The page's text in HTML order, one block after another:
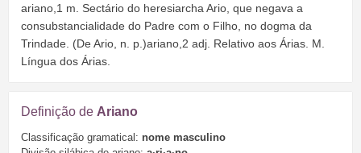
ariano,1 m. Sectário do heresiarcha Ario, que negava a
consubstancialidade do Padre com o Filho, no dogma da
Trindade. (De Ario, n. p.)ariano,2 adj. Relativo aos Árias. M.
Língua dos Árias.
Definição de Ariano
Classificação gramatical: nome masculino